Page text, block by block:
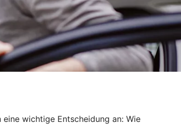
wichtige Entscheidung an: Wie